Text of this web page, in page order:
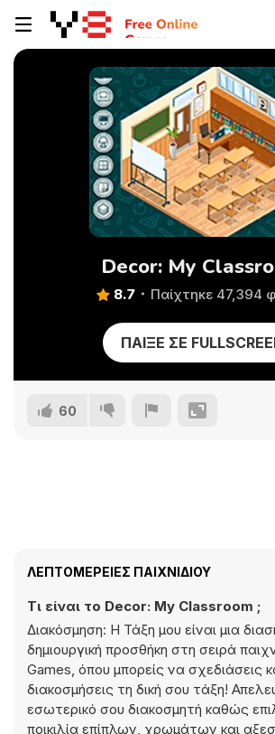
Decor: My
8.7 Παίχτηκε 47,394
ΠΑΊΞΕ ΣΕ
60
ΛΕΠΤΟΜΈΡΕΙΕΣ ΠΑΙΧΝΙΔΙΟΎ
Τι είναι το Decor: My Classroom ;
Διακόσμηση: Η Τάξη μου είναι μια
δημιουργική προσθήκη στη σειρά
Games, όπου μπορείς να σχεδιάσεις
διακοσμήσεις τη δική σου τάξη!
εσωτερικό σου διακοσμητή καθώς
ποικιλία επίπλων, χρωμάτων και